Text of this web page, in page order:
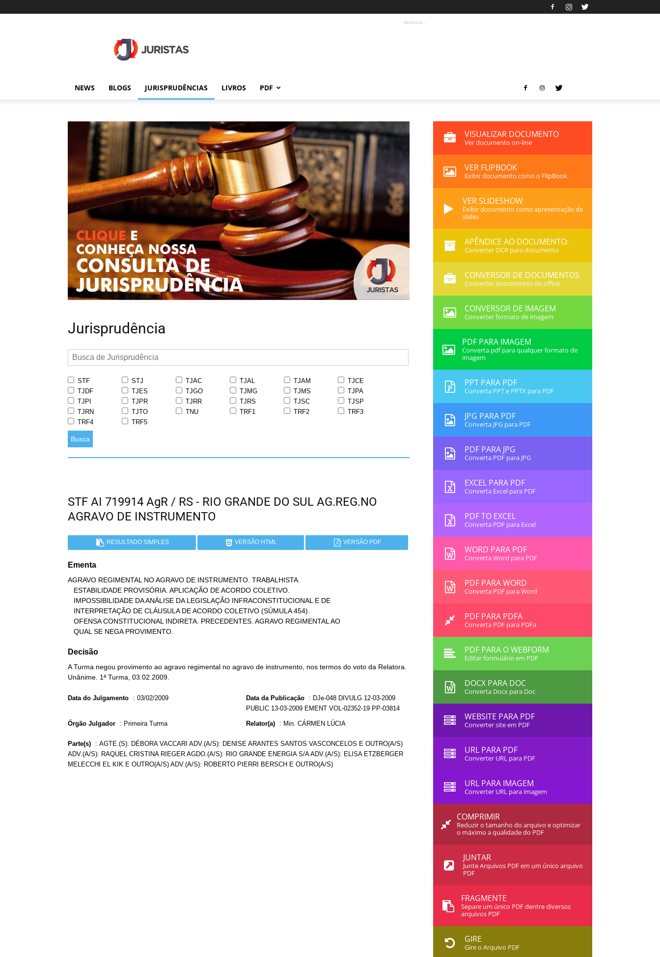
- Anúncio -
NEWS BLOGS JURISPRUDÊNCIAS LIVROS PDF
Jurisprudência
STF STJ TJAC TJAL TJAM
TJCE
TJDF
TJES TJGO TJMG TJMS
TJPA
TJPI
TJPR TJRR TJRS TJSC
TJSP
TJRN
TJTO TNU TRF1 TRF2
TRF3
TRF4
TRF5
Busca
STF AI 719914 AgR / RS - RIO GRANDE DO SUL AG.REG.NO
AGRAVO DE INSTRUMENTO
RESULTADO SIMPLES VERSÃO HTML VERSÃO PDF
Ementa
AGRAVO REGIMENTAL NO AGRAVO DE INSTRUMENTO. TRABALHISTA.
   QUAL SE NEGA PROVIMENTO.
Decisão
A Turma negou provimento ao agravo regimental no agravo de instrumento, nos termos do voto da Relatora.
Unânime. 1ª Turma, 03.02.2009.
Data do Julgamento : 03/02/2009 Data da Publicação : DJe-048 DIVULG 12-03-2009
PUBLIC 13-03-2009 EMENT VOL-02352-19 PP-03814
Órgão Julgador : Primeira Turma Relator(a) : Min. CÁRMEN LÚCIA
Parte(s) : AGTE.(S): DÉBORA VACCARI ADV.(A/S): DENISE ARANTES SANTOS VASCONCELOS E OUTRO(A/S)
ADV.(A/S): RAQUEL CRISTINA RIEGER AGDO.(A/S): RIO GRANDE ENERGIA S/A ADV.(A/S): ELISA ETZBERGER
MELECCHI EL KIK E OUTRO(A/S) ADV.(A/S): ROBERTO PIERRI BERSCH E OUTRO(A/S)
VISUALIZAR DOCUMENTO
Ver documento on-line
VER FLIPBOOK
Exibir documento como o FlipBook
VER SLIDESHOW
Exibir documento como apresentação de
slides
APÊNDICE AO DOCUMENTO:
Converter OCR para documento
CONVERSOR DE DOCUMENTOS
Converter documentos do office
CONVERSOR DE IMAGEM
Converter formato de imagem
PDF PARA IMAGEM
Converta pdf para qualquer formato de
imagem
PPT PARA PDF
Converta PPT e PPTX para PDF
JPG PARA PDF
Converta JPG para PDF
PDF PARA JPG
Converta PDF para JPG
EXCEL PARA PDF
Converta Excel para PDF
PDF TO EXCEL
Converta PDF para Excel
WORD PARA PDF
Converta Word para PDF
PDF PARA WORD
Converta PDF para Word
PDF PARA PDFA
Converta PDF para PDFa
PDF PARA O WEBFORM
Editar formulário em PDF
DOCX PARA DOC
Converta Docx para Doc
WEBSITE PARA PDF
Converter site em PDF
URL PARA PDF
Converter URL para PDF
URL PARA IMAGEM
Converter URL para imagem
COMPRIMIR
Reduzir o tamanho do arquivo e optimizar
o máximo a qualidade do PDF
JUNTAR
Junte Arquivos PDF em um único arquivo
PDF
FRAGMENTE
Separe um único PDF dentre diversos
arquivos PDF
GIRE
Gire o Arquivo PDF